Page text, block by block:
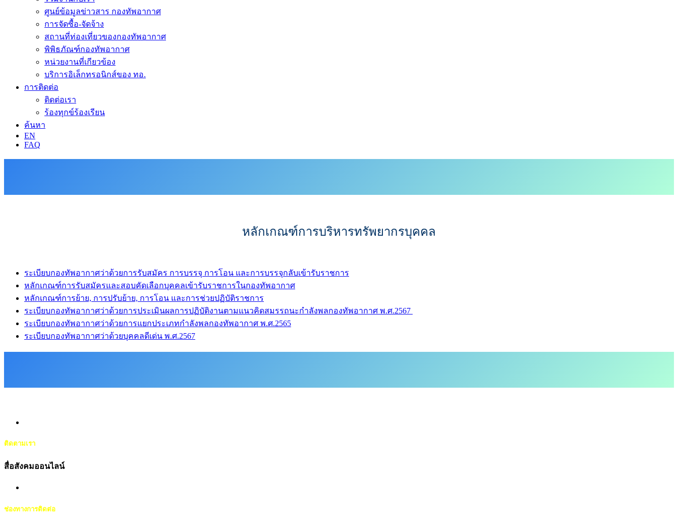
ศูนย์ข้อมูลข่าวสาร กองทัพอากาศ
การจัดซื้อ-จัดจ้าง
สถานที่ท่องเที่ยวของกองทัพอากาศ
พิพิธภัณฑ์กองทัพอากาศ
หน่วยงานที่เกียวข้อง
บริการอิเล็กทรอนิกส์ของ ทอ.
การติดต่อ
ติดต่อเรา
ร้องทุกข์ร้องเรียน
ค้นหา
EN
FAQ
หลักเกณฑ์การบริหารทรัพยากรบุคคล
ระเบียบกองทัพอากาศว่าด้วยการรับสมัคร การบรรจุ การโอน และการบรรจุกลับเข้ารับราชการ
หลักเกณฑ์การรับสมัครและสอบคัดเลือกบุคคลเข้ารับราชการในกองทัพอากาศ
หลักเกณฑ์การย้าย, การปรับย้าย, การโอน และการช่วยปฏิบัติราชการ
ระเบียบกองทัพอากาศว่าด้วยการประเมินผลการปฏิบัติงานตามแนวคิดสมรรถนะกำลังพลกองทัพอากาศ พ.ศ.2567
ระเบียบกองทัพอากาศว่าด้วยการแยกประเภทกำลังพลกองทัพอากาศ พ.ศ.2565
ระเบียบกองทัพอากาศว่าด้วยบุคคลดีเด่น พ.ศ.2567
ติดตามเรา
สื่อสังคมออนไลน์
ช่องทางการติดต่อ